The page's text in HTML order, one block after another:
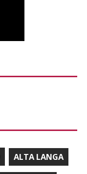
ALTA LANGA